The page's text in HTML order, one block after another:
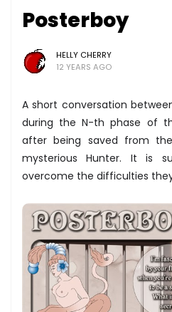
Posterboy
HELLY CHERRY
12 YEARS AGO
A short conversation
during the N-th phase of
after being saved from
mysterious Hunter. It is
overcome the difficulties